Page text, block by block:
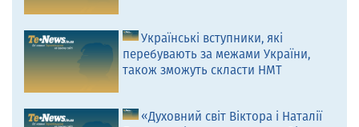
Українські вступники, які
перебувають за межами України,
також зможуть скласти НМТ
«Духовний світ Віктора і Наталії